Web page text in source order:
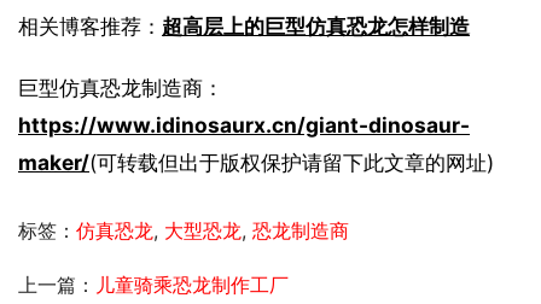
相关博客推荐： 超高层上的巨型仿真恐龙怎样制造
巨型仿真恐龙制造商：
https://www.idinosaurx.cn/giant-dinosaur-
maker/(可转载但出于版权保护请留下此文章的网址)
标签： 仿真恐龙, 大型恐龙, 恐龙制造商
上一篇： 儿童骑乘恐龙制作工厂